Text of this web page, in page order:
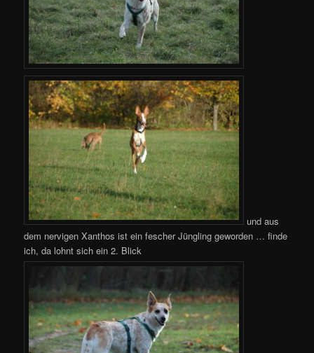
und aus
dem nervigen Xanthos ist ein fescher Jüngling geworden … finde
ich, da lohnt sich ein 2. Blick